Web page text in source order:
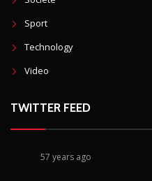
Sport
Technology
Video
TWITTER FEED
57 years ago